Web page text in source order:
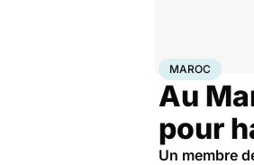
AccueilSanté
MAROC
Au
pour
Un membre